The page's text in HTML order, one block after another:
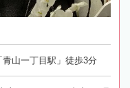
山一丁目駅」徒歩3分